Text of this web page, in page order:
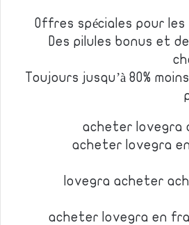
Offres spéciales pour
Des pilules bonus et
Toujours jusqu’à 80%
acheter lovegra
acheter lovegra
lovegra acheter
acheter lovegra en